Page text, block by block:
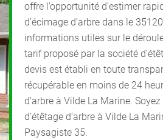
offre l’opportunité d’estimer
d’écimage d’arbre dans le
informations utiles sur le
tarif proposé par la société
devis est établi en toute
récupérable en moins de 24
d’arbre à Vilde La Marine.
d’étêtage d’arbre à Vilde La
Paysagiste 35.